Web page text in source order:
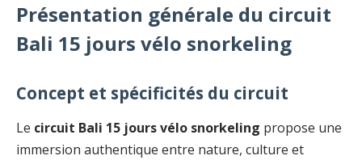
Présentation générale du circuit
Bali 15 jours vélo snorkeling
Concept et spécificités du circuit
Le circuit Bali 15 jours vélo snorkeling propose une
immersion authentique entre nature, culture et